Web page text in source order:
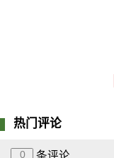
热门评论
0